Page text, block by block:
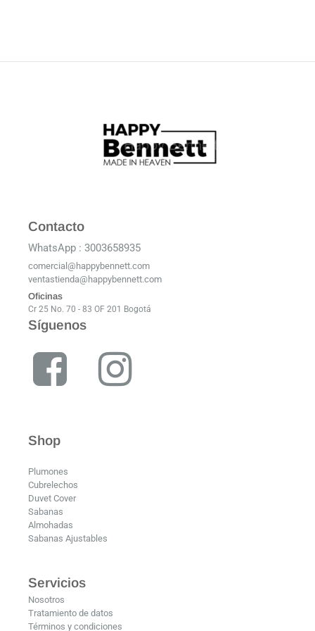
Contacto
WhatsApp : 3003658935
comercial@happybennett.com
ventastienda@happybennett.com
Oficinas
Cr 25 No. 70 - 83 OF 201 Bogotá
Síguenos
Shop
Plumones
Cubrelechos
Duvet Cover
Sabanas
Almohadas
Sabanas Ajustables
Servicios
Nosotros
Tratamiento de datos
Términos y condiciones